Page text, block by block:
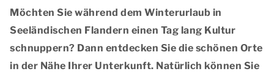
Möchten Sie während dem Winterurlaub in
Seeländischen Flandern einen Tag lang Kultur
schnuppern? Dann entdecken Sie die schönen Orte
in der Nähe Ihrer Unterkunft. Natürlich können Sie